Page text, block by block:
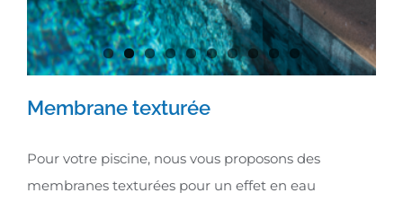
Membrane texturée
Membrane texturée
Pour votre piscine, nous vous proposons des
membranes texturées pour un effet en eau